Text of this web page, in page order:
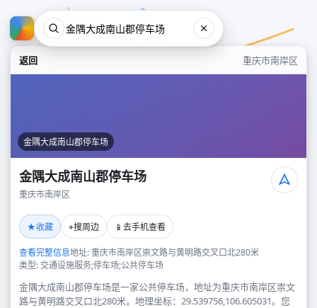
返回 重庆市南岸区
金隅大成南山郡停车场
金隅大成南山郡停车场
重庆市南岸区
★收藏 ⌖搜周边 📱 去手机查看
查看完整信息地址: 重庆市南岸区崇文路与黄明路交叉口北280米
类型: 交通设施服务;停车场;公共停车场
金隅大成南山郡停车场是一家公共停车场，地址为重庆市南岸区崇文
路与黄明路交叉口北280米。地理坐标：29.539756,106.605031。您